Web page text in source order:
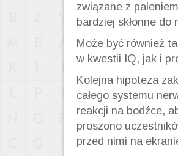
związane z
bardziej skłonne do
Może być również
w kwestii IQ, jak i
Kolejna hipoteza
całego systemu
reakcji na bodźce,
proszono
przed nimi na